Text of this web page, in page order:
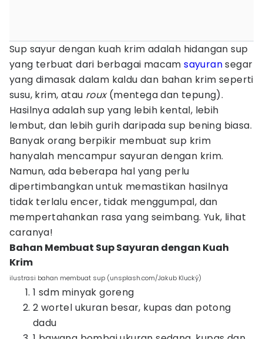
Sup sayur dengan kuah krim adalah hidangan sup
yang terbuat dari berbagai macamsayuransegar
yang dimasak dalam kaldu dan bahan krim seperti
susu, krim, atau roux(mentega dan tepung).
Hasilnya adalah sup yang lebih kental, lebih
lembut, dan lebih gurih daripada sup bening biasa.
Banyak orang berpikir membuat sup krim
hanyalah mencampur sayuran dengan krim.
Namun, ada beberapa hal yang perlu
dipertimbangkan untuk memastikan hasilnya
tidak terlalu encer, tidak menggumpal, dan
mempertahankan rasa yang seimbang. Yuk, lihat
caranya!
Bahan Membuat Sup Sayuran dengan Kuah
Krim
ilustrasi bahan membuat sup (unsplash.com/Jakub Klucký)
1 sdm minyak goreng
2 wortel ukuran besar, kupas dan potong
dadu